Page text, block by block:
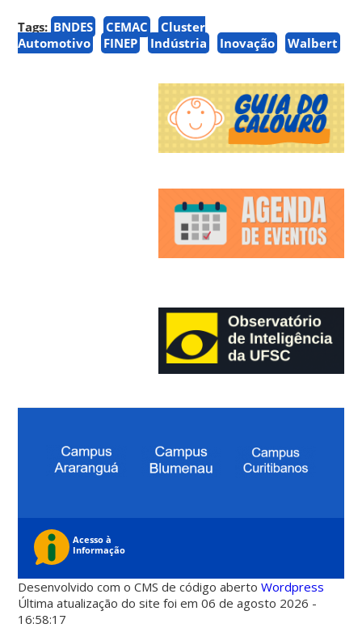
Tags: BNDES CEMAC
Cluster
Automotivo
FINEP Indústria Inovação Walbert
Desenvolvido com o CMS de código abertoWordpress
Última atualização do site foi em 06 de agosto 2026 -
16:58:17